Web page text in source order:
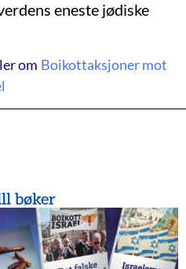
eneste jødiske
om Boikottaksjoner mot
bøker